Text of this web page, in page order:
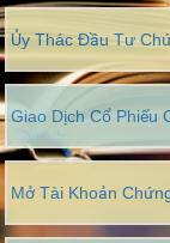
Ủy Thác Đầu Tư
Giao Dịch Cổ Phiếu
Mở Tài Khoản